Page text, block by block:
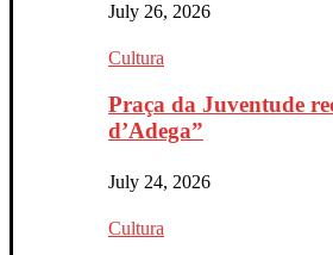
July 26, 2026
Cultura
Praça da Juventude
d’Adega”
July 24, 2026
Cultura